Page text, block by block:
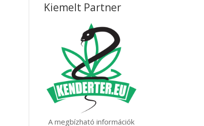
Kiemelt Partner
A megbízható információk